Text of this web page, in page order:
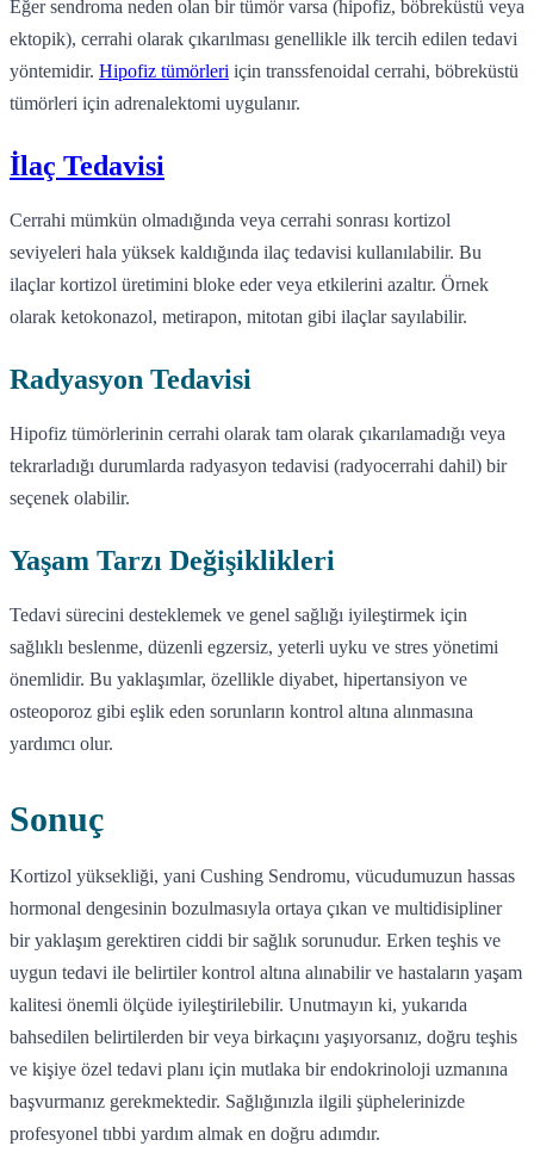
Eğer sendroma neden olan bir tümör varsa (hipofiz, böbreküstü veya
ektopik), cerrahi olarak çıkarılması genellikle ilk tercih edilen tedavi
yöntemidir. Hipofiz tümörleri için transsfenoidal cerrahi, böbreküstü
tümörleri için adrenalektomi uygulanır.
İlaç Tedavisi
Cerrahi mümkün olmadığında veya cerrahi sonrası kortizol
seviyeleri hala yüksek kaldığında ilaç tedavisi kullanılabilir. Bu
ilaçlar kortizol üretimini bloke eder veya etkilerini azaltır. Örnek
olarak ketokonazol, metirapon, mitotan gibi ilaçlar sayılabilir.
Radyasyon Tedavisi
Hipofiz tümörlerinin cerrahi olarak tam olarak çıkarılamadığı veya
tekrarladığı durumlarda radyasyon tedavisi (radyocerrahi dahil) bir
seçenek olabilir.
Yaşam Tarzı Değişiklikleri
Tedavi sürecini desteklemek ve genel sağlığı iyileştirmek için
sağlıklı beslenme, düzenli egzersiz, yeterli uyku ve stres yönetimi
önemlidir. Bu yaklaşımlar, özellikle diyabet, hipertansiyon ve
osteoporoz gibi eşlik eden sorunların kontrol altına alınmasına
yardımcı olur.
Sonuç
Kortizol yüksekliği, yani Cushing Sendromu, vücudumuzun hassas
hormonal dengesinin bozulmasıyla ortaya çıkan ve multidisipliner
bir yaklaşım gerektiren ciddi bir sağlık sorunudur. Erken teşhis ve
uygun tedavi ile belirtiler kontrol altına alınabilir ve hastaların yaşam
kalitesi önemli ölçüde iyileştirilebilir. Unutmayın ki, yukarıda
bahsedilen belirtilerden bir veya birkaçını yaşıyorsanız, doğru teşhis
ve kişiye özel tedavi planı için mutlaka bir endokrinoloji uzmanına
başvurmanız gerekmektedir. Sağlığınızla ilgili şüphelerinizde
profesyonel tıbbi yardım almak en doğru adımdır.